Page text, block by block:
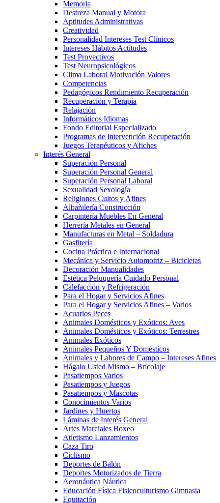
Memoria
Destreza Manual y Motora
Aptitudes Administrativas
Creatividad
Personalidad Intereses Test Clínicos
Intereses Hábitos Actitudes
Test Proyectivos
Test Neuropsicológicos
Clima Laboral Motivación Valores
Competencias
Pedagógicos Rendimiento Recuperación
Recuperación y Terapia
Relajación
Informáticos Idiomas
Fondo Editorial Especializado
Programas de Intervención Recuperación
Juegos Terapéuticos y Afiches
Interés General
Superación Personal
Superación Personal General
Superación Personal Laboral
Sexualidad Sexología
Religiones Cultos y Afines
Albañilería Construcción
Carpintería Muebles En General
Herrería Metales en General
Manufacturas en Metal – Soldadura
Gasfitería
Cocina Práctica e Internacional
Mecánica y Servicio Automotriz – Bicicletas
Decoración Manualidades
Estética Peluquería Cuidado Personal
Calefacción y Refrigeración
Para el Hogar y Servicios Afines
Para el Hogar y Servicios Afines – Varios
Acuarios Peces
Animales Domésticos y Exóticos: Aves
Animales Domésticos y Exóticos: Terrestres
Animales Exóticos
Animales Pequeños Y Domésticos
Animales y Labores de Campo – Intereses Afines
Hágalo Usted Mismo – Bricolaje
Pasatiempos Varios
Pasatiempos y Juegos
Pasatiempos y Mascotas
Conocimientos Varios
Jardines y Huertos
Láminas de Interés General
Artes Marciales Boxeo
Atletismo Lanzamientos
Caza Tiro
Ciclismo
Deportes de Balón
Deportes Motorizados de Tierra
Aeronáutica Náutica
Educación Física Fisicoculturismo Gimnasia
Equitación